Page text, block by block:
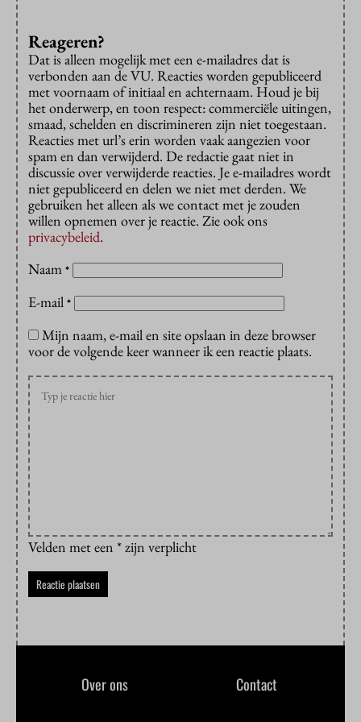
Reageren?
Dat is alleen mogelijk met een e-mailadres dat is
verbonden aan de VU. Reacties worden gepubliceerd
met voornaam of initiaal en achternaam. Houd je bij
het onderwerp, en toon respect: commerciële uitingen,
smaad, schelden en discrimineren zijn niet toegestaan.
Reacties met url’s erin worden vaak aangezien voor
spam en dan verwijderd. De redactie gaat niet in
discussie over verwijderde reacties. Je e-mailadres wordt
niet gepubliceerd en delen we niet met derden. We
gebruiken het alleen als we contact met je zouden
willen opnemen over je reactie. Zie ook ons
privacybeleid.
Naam *
E-mail *
Mijn naam, e-mail en site opslaan in deze browser
voor de volgende keer wanneer ik een reactie plaats.
Velden met een * zijn verplicht
Over ons Contact